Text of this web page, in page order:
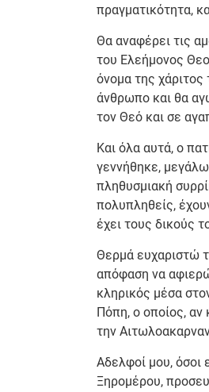
πραγματικότητα,
Θα αναφέρει τις
του Ελεήμονος
όνομα της χάριτος
άνθρωπο και θα
τον Θεό και σε
Και όλα αυτά, ο
γεννήθηκε,
πληθυσμιακή
πολυπληθείς,
έχει τους δικούς
Θερμά ευχαριστώ
απόφαση να
κληρικός μέσα
Πόπη, ο οποίος, αν
την
Αδελφοί μου, όσοι
Ξηρομέρου,